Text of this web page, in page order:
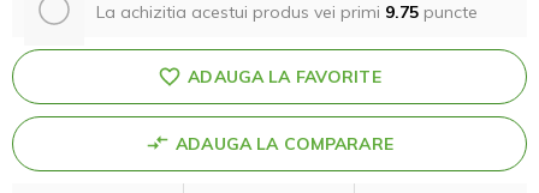
La achizitia acestui produs vei primi 9.75 puncte
ADAUGA LA FAVORITE
ADAUGA LA COMPARARE